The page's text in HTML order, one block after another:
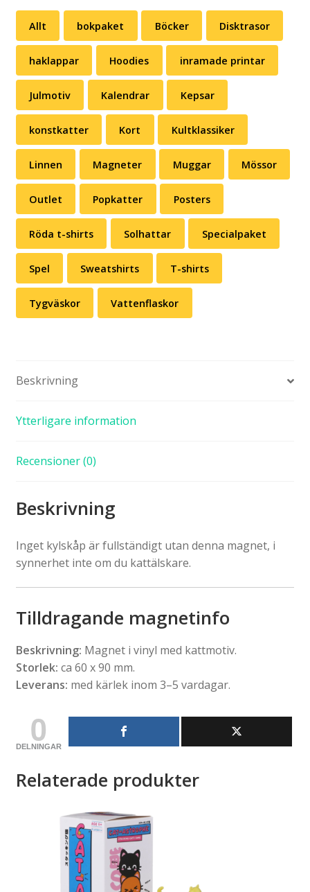
Allt bokpaket Böcker Disktrasor
haklappar Hoodies inramade printar
Julmotiv Kalendrar Kepsar
konstkatter Kort Kultklassiker
Linnen Magneter Muggar Mössor
Outlet Popkatter Posters
Röda t-shirts Solhattar Specialpaket
Spel Sweatshirts T-shirts
Tygväskor Vattenflaskor
Beskrivning
Ytterligare information
Recensioner (0)
Beskrivning
Inget kylskåp är fullständigt utan denna magnet, i
synnerhet inte om du kattälskare.
Tilldragande magnetinfo
Beskrivning: Magnet i vinyl med kattmotiv.
Storlek: ca 60 x 90 mm.
Leverans: med kärlek inom 3–5 vardagar.
0
DELNINGAR
Relaterade produkter